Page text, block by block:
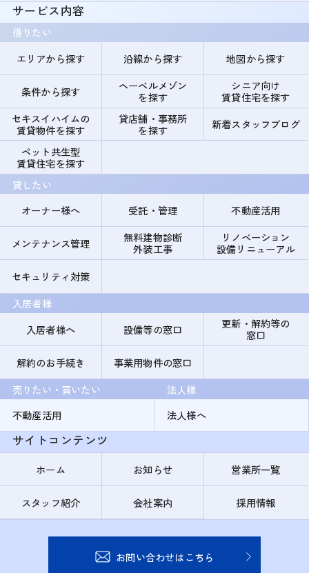
サービス内容
借りたい
エリアから探す
沿線から探す 地図から探す
条件から探す
ヘーベルメゾン
を探す
シニア向け
賃貸住宅を探す
セキスイハイムの
賃貸物件を探す
貸店舗・事務所
を探す
新着スタッフブログ
ペット共生型
賃貸住宅を探す
貸したい
オーナー様へ
受託・管理 不動産活用
メンテナンス管理
無料建物診断
外装工事
リノベーション
設備リニューアル
セキュリティ対策
入居者様
入居者様へ
設備等の窓口
更新・解約等の
窓口
解約のお手続き
事業用物件の窓口
売りたい・買いたい
不動産活用
法人様
法人様へ
サイトコンテンツ
ホーム お知らせ 営業所一覧
スタッフ紹介 会社案内 採用情報
お問い合わせはこちら